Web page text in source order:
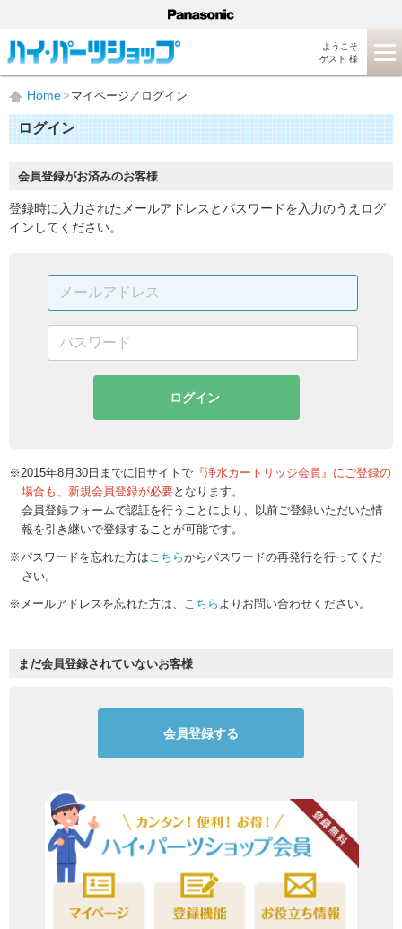
ようこそ
ゲスト 様
Home マイページ／ログイン
ログイン
会員登録がお済みのお客様
登録時に入力されたメールアドレスとパスワードを入力のうえログ
インしてください。
ログイン
※2015年8月30日までに旧サイトで 『浄水カートリッジ会員』にご登録の
場合も、新規会員登録が必要となります。
会員登録フォームで認証を行うことにより、以前ご登録いただいた情
報を引き継いで登録することが可能です。
※パスワードを忘れた方はこちらからパスワードの再発行を行ってくだ
さい。
※メールアドレスを忘れた方は、 こちら よりお問い合わせください。
まだ会員登録されていないお客様
会員登録する